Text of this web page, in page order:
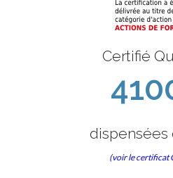
Certifié
dispensées
(voir le certificat